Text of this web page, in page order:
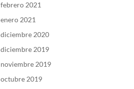
febrero 2021
enero 2021
diciembre 2020
diciembre 2019
noviembre 2019
octubre 2019